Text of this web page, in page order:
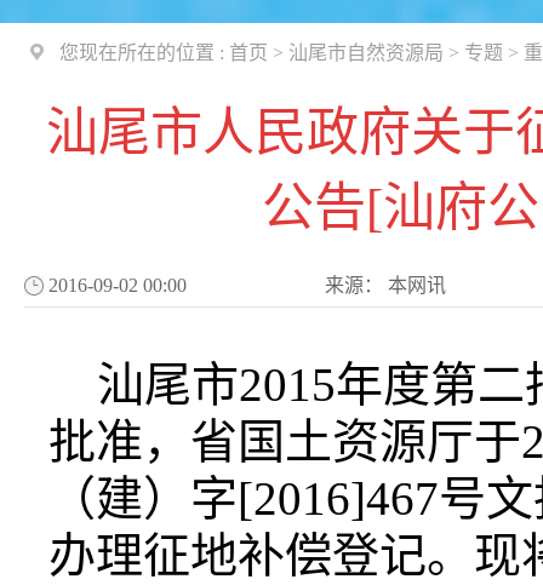
您现在所在的位置 : 首页 > 汕尾市自然资源局 > 专题 >
汕尾市人民政府关于
公告[汕府
2016-09-02 00:00 来源： 本网讯
汕尾市2015年度第二
批准，省国土资源厅于
（建）字[2016]467号
办理征地补偿登记。